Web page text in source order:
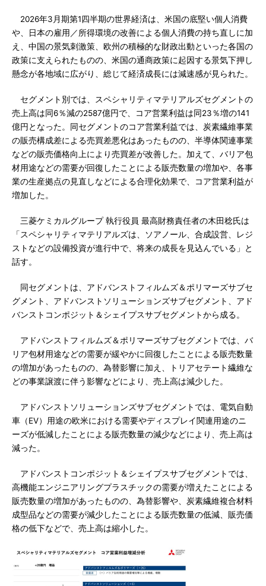
2026年3月期第1四半期の世界経済は、米国の底堅い個人消費
や、日本の雇用／所得環境の改善による個人消費の持ち直しに加
え、中国の景気刺激策、欧州の積極的な財政出動といった各国の
政策に支えられたものの、米国の通商政策に起因する景気下押し
懸念が各地域に広がり、総じて経済成長には減速感が見られた。
セグメント別では、スペシャリティマテリアルズセグメントの
売上高は同6％減の2587億円で、コア営業利益は同23％増の141
億円となった。同セグメントのコア営業利益では、炭素繊維事業
の販売構成差による売買差悪化はあったものの、半導体関連事業
などの販売価格向上により売買差が改善した。加えて、バリア包
材用途などの需要が回復したことによる販売数量の増加や、各事
業の生産拠点の見直しなどによる合理化効果で、コア営業利益が
増加した。
三菱ケミカルグループ 執行役員 最高財務責任者の木田稔氏は
「スペシャリティマテリアルズは、ソアノール、合成設営、レジ
ストなどの設備投資が進行中で、将来の成長を見込んでいる」と
話す。
同セグメントは、アドバンストフィルムズ＆ポリマーズサブセ
グメント、アドバンストソリューションズサブセグメント、アド
バンストコンポジット＆シェイプスサブセグメントから成る。
アドバンストフィルムズ＆ポリマーズサブセグメントでは、バ
リア包材用途などの需要が緩やかに回復したことによる販売数量
の増加があったものの、為替影響に加え、トリアセテート繊維な
どの事業譲渡に伴う影響などにより、売上高は減少した。
アドバンストソリューションズサブセグメントでは、電気自動
車（EV）用途の欧米における需要やディスプレイ関連用途のニ
ーズが低減したことによる販売数量の減少などにより、売上高は
減った。
アドバンストコンポジット＆シェイプスサブセグメントでは、
高機能エンジニアリングプラスチックの需要が増えたことによる
販売数量の増加があったものの、為替影響や、炭素繊維複合材料
成型品などの需要が減少したことによる販売数量の低減、販売価
格の低下などで、売上高は縮小した。